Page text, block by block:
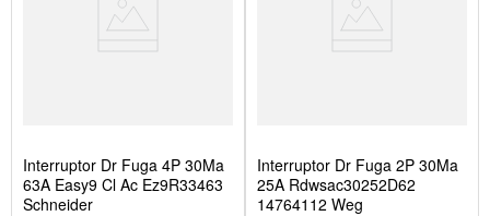
Interruptor Dr Fuga 4P 30Ma
63A Easy9 Cl Ac Ez9R33463
Schneider
Interruptor Dr Fuga 2P 30Ma
25A Rdwsac30252D62
14764112 Weg